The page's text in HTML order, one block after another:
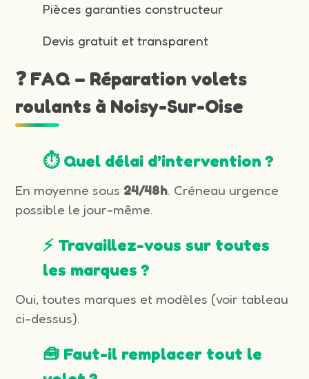
Pièces garanties constructeur
Devis gratuit et transparent
❓ FAQ – Réparation volets
roulants à Noisy-Sur-Oise
⏱️ Quel délai d’intervention ?
En moyenne sous 24/48h. Créneau urgence
possible le jour-même.
⚡ Travaillez-vous sur toutes
les marques ?
Oui, toutes marques et modèles (voir tableau
ci-dessus).
🧰 Faut-il remplacer tout le